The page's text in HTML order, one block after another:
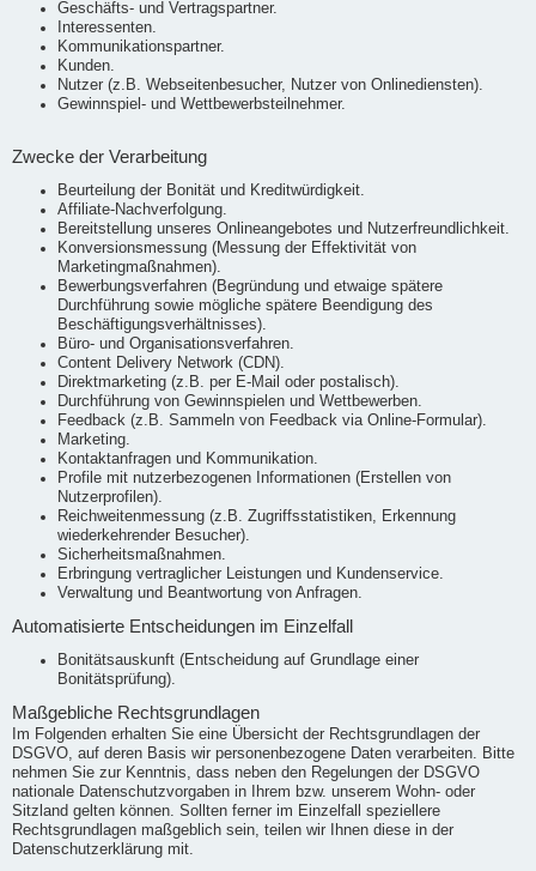
Geschäfts- und Vertragspartner.
Interessenten.
Kommunikationspartner.
Kunden.
Nutzer (z.B. Webseitenbesucher, Nutzer von Onlinediensten).
Gewinnspiel- und Wettbewerbsteilnehmer.
Zwecke der Verarbeitung
Beurteilung der Bonität und Kreditwürdigkeit.
Affiliate-Nachverfolgung.
Bereitstellung unseres Onlineangebotes und Nutzerfreundlichkeit.
Konversionsmessung (Messung der Effektivität von
Marketingmaßnahmen).
Bewerbungsverfahren (Begründung und etwaige spätere
Durchführung sowie mögliche spätere Beendigung des
Beschäftigungsverhältnisses).
Büro- und Organisationsverfahren.
Content Delivery Network (CDN).
Direktmarketing (z.B. per E-Mail oder postalisch).
Durchführung von Gewinnspielen und Wettbewerben.
Feedback (z.B. Sammeln von Feedback via Online-Formular).
Marketing.
Kontaktanfragen und Kommunikation.
Profile mit nutzerbezogenen Informationen (Erstellen von
Nutzerprofilen).
Reichweitenmessung (z.B. Zugriffsstatistiken, Erkennung
wiederkehrender Besucher).
Sicherheitsmaßnahmen.
Erbringung vertraglicher Leistungen und Kundenservice.
Verwaltung und Beantwortung von Anfragen.
Automatisierte Entscheidungen im Einzelfall
Bonitätsauskunft (Entscheidung auf Grundlage einer
Bonitätsprüfung).
Maßgebliche Rechtsgrundlagen
Im Folgenden erhalten Sie eine Übersicht der Rechtsgrundlagen der
DSGVO, auf deren Basis wir personenbezogene Daten verarbeiten. Bitte
nehmen Sie zur Kenntnis, dass neben den Regelungen der DSGVO
nationale Datenschutzvorgaben in Ihrem bzw. unserem Wohn- oder
Sitzland gelten können. Sollten ferner im Einzelfall speziellere
Rechtsgrundlagen maßgeblich sein, teilen wir Ihnen diese in der
Datenschutzerklärung mit.